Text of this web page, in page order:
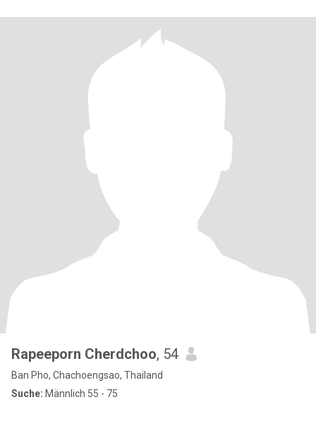
Rapeeporn Cherdchoo, 54
Ban Pho, Chachoengsao, Thailand
Suche: Männlich 55 - 75